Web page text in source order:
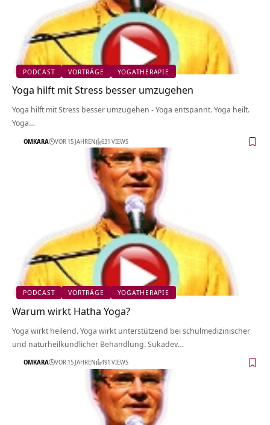
PODCAST VORTRÄGE YOGATHERAPIE
Yoga hilft mit Stress besser umzugehen
Yoga hilft mit Stress besser umzugehen - Yoga entspannt. Yoga heilt.
Yoga…
OMKARA VOR 15 JAHREN 631 VIEWS
PODCAST VORTRÄGE YOGATHERAPIE
Warum wirkt Hatha Yoga?
Yoga wirkt heilend. Yoga wirkt unterstützend bei schulmedizinischer
und naturheilkundlicher Behandlung. Sukadev…
OMKARA VOR 15 JAHREN 491 VIEWS